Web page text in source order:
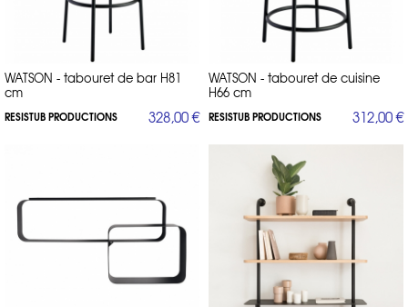
WATSON - tabouret de bar H81
cm
RESISTUB PRODUCTIONS 328,00 €
WATSON - tabouret de cuisine
H66 cm
RESISTUB PRODUCTIONS 312,00 €